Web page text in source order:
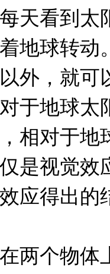
天看到太
地球转动
外，就可
于地球太
相对于地
是视觉效
应得出的
两个物